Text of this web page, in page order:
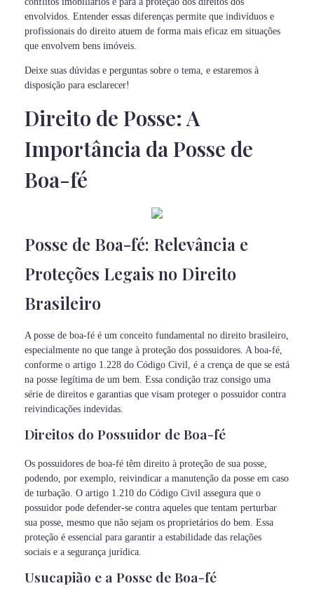
envolvidos. Entender essas diferenças permite que indivíduos e
profissionais do direito atuem de forma mais eficaz em situações
que envolvem bens imóveis.
Deixe suas dúvidas e perguntas sobre o tema, e estaremos à
disposição para esclarecer!
Direito de Posse: A
Importância da Posse de
Boa-fé
Posse de Boa-fé: Relevância e
Proteções Legais no Direito
Brasileiro
A posse de boa-fé é um conceito fundamental no direito brasileiro,
especialmente no que tange à proteção dos possuidores. A boa-fé,
conforme o artigo 1.228 do Código Civil, é a crença de que se está
na posse legítima de um bem. Essa condição traz consigo uma
série de direitos e garantias que visam proteger o possuidor contra
reivindicações indevidas.
Direitos do Possuidor de Boa-fé
Os possuidores de boa-fé têm direito à proteção de sua posse,
podendo, por exemplo, reivindicar a manutenção da posse em caso
de turbação. O artigo 1.210 do Código Civil assegura que o
possuidor pode defender-se contra aqueles que tentam perturbar
sua posse, mesmo que não sejam os proprietários do bem. Essa
proteção é essencial para garantir a estabilidade das relações
sociais e a segurança jurídica.
Usucapião e a Posse de Boa-fé